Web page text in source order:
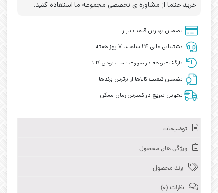
خرید حتما از مشاوره ی تخصصی مجموعه ما استفاده کنید.
تضمین بهترین قیمت بازار
پشتیبانی عالی ۲۴ ساعته، ۷ روز هفته
بازگشت وجه در صورت پلمپ بودن کالا
تضمین کیفیت کالاها از برترین برندها
تحویل سریع در کمترین زمان ممکن
توضیحات
ویژگی های محصول
برند محصول
نظرات (0)